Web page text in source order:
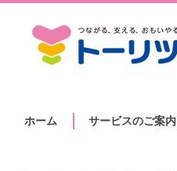
ホーム サービスのご案内